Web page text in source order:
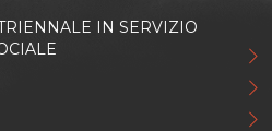
IN SERVIZIO